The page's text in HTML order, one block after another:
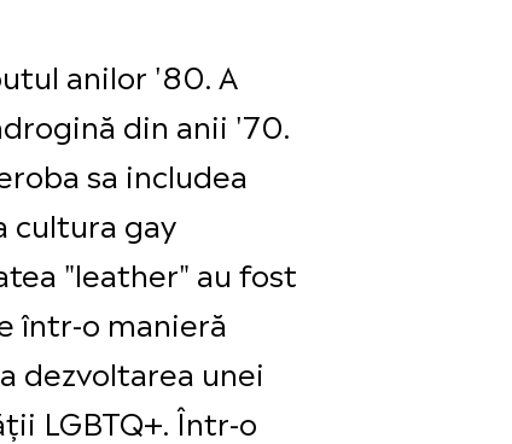
anilor '80. A
din anii '70.
sa includea
cultura gay
"leather" au fost
într-o manieră
dezvoltarea unei
LGBTQ+. Într-o